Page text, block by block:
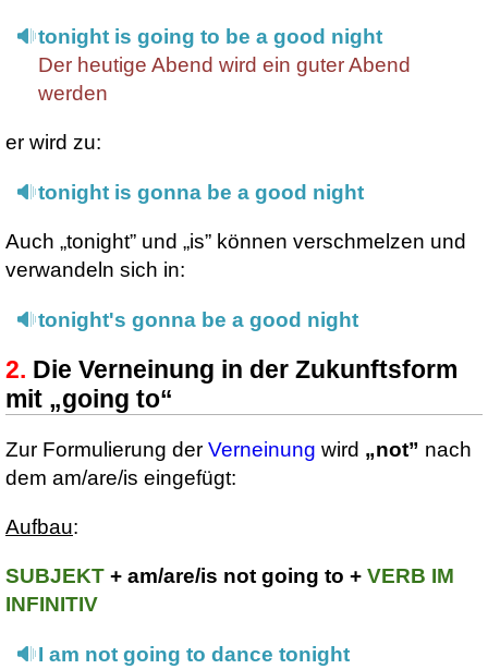
tonight is going to be a good night
Der heutige Abend wird ein guter Abend
werden
er wird zu:
tonight is gonna be a good night
Auch „tonight” und „is” können verschmelzen und
verwandeln sich in:
tonight's gonna be a good night
Die Verneinung in der Zukunftsform
mit „going to“
Zur Formulierung der Verneinung wird „not” nach
dem am/are/is eingefügt:
Aufbau:
SUBJEKT + am/are/is not going to + VERB IM
INFINITIV
I am not going to dance tonight